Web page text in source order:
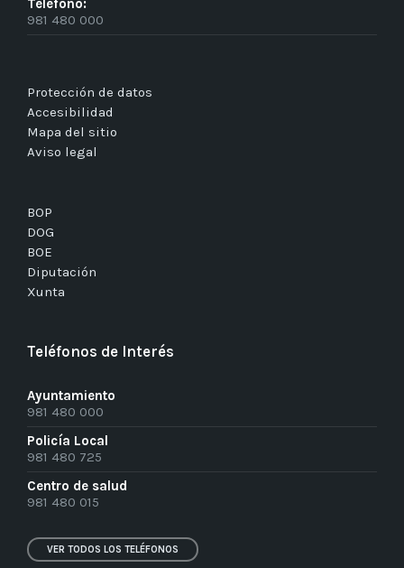
981 480 000
Protección de datos
Accesibilidad
Mapa del sitio
Aviso legal
BOP
DOG
BOE
Diputación
Xunta
Teléfonos de Interés
Ayuntamiento
981 480 000
Policía Local
981 480 725
Centro de salud
981 480 015
VER TODOS LOS TELÉFONOS